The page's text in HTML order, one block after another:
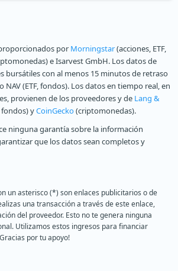
por Morningstar(acciones, ETF,
e Isarvest GmbH. Los datos de
bursátiles con al menos 15 minutos de retraso
NAV (ETF, fondos). Los datos en tiempo real, en
provienen de los proveedores y de Lang &
fondos) yCoinGecko(criptomonedas).
ninguna garantía sobre la información
que los datos sean completos y
un asterisco (*) son enlaces publicitarios o de
una transacción a través de este enlace,
del proveedor. Esto no te genera ninguna
Utilizamos estos ingresos para financiar
por tu apoyo!